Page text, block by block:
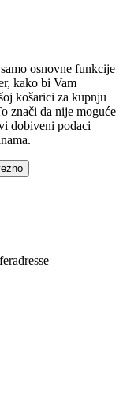
osnovne funkcije
kako bi Vam
košarici za kupnju
znači da nije moguće
dobiveni podaci